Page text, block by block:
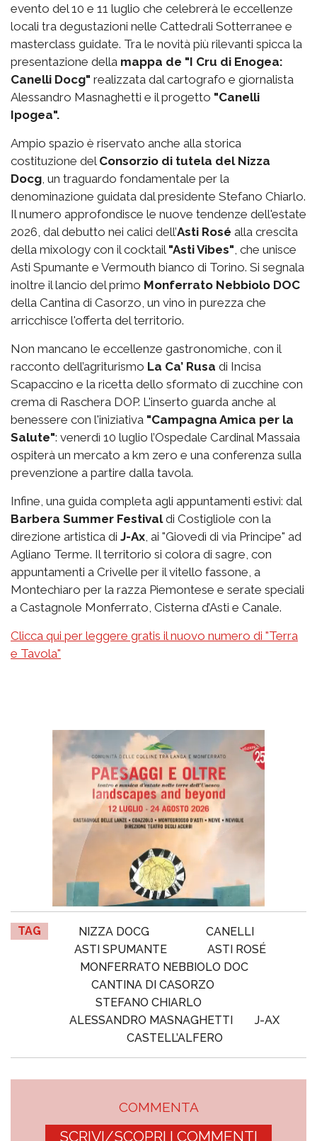
evento del 10 e 11 luglio che celebrerà le eccellenze
locali tra degustazioni nelle Cattedrali Sotterranee e
masterclass guidate. Tra le novità più rilevanti spicca la
presentazione della mappa de "I Cru di Enogea:
Canelli Docg" realizzata dal cartografo e giornalista
Alessandro Masnaghetti e il progetto "Canelli
Ipogea".
Ampio spazio è riservato anche alla storica
costituzione del Consorzio di tutela del Nizza
Docg , un traguardo fondamentale per la
denominazione guidata dal presidente Stefano Chiarlo.
Il numero approfondisce le nuove tendenze dell'estate
2026, dal debutto nei calici dell’Asti Rosé alla crescita
della mixology con il cocktail "Asti Vibes" , che unisce
Asti Spumante e Vermouth bianco di Torino. Si segnala
inoltre il lancio del primo Monferrato Nebbiolo DOC
della Cantina di Casorzo, un vino in purezza che
arricchisce l'offerta del territorio.
Non mancano le eccellenze gastronomiche, con il
racconto dell’agriturismo La Ca’ Rusa di Incisa
Scapaccino e la ricetta dello sformato di zucchine con
crema di Raschera DOP. L'inserto guarda anche al
benessere con l'iniziativa "Campagna Amica per la
Salute": venerdì 10 luglio l’Ospedale Cardinal Massaia
ospiterà un mercato a km zero e una conferenza sulla
prevenzione a partire dalla tavola.
Infine, una guida completa agli appuntamenti estivi: dal
Barbera Summer Festivaldi Costigliole con la
direzione artistica di J-Ax , ai "Giovedì di via Principe" ad
Agliano Terme. Il territorio si colora di sagre, con
appuntamenti a Crivelle per il vitello fassone, a
Montechiaro per la razza Piemontese e serate speciali
a Castagnole Monferrato, Cisterna d’Asti e Canale.
Clicca qui per leggere gratis il nuovo numero di "Terra
e Tavola"
TAG NIZZA DOCG
CANELLI
ASTI SPUMANTE
ASTI ROSÉ
MONFERRATO NEBBIOLO DOC
CANTINA DI CASORZO
STEFANO CHIARLO
ALESSANDRO MASNAGHETTI
J-AX
CASTELL’ALFERO
COMMENTA
SCRIVI/SCOPRI I COMMENTI